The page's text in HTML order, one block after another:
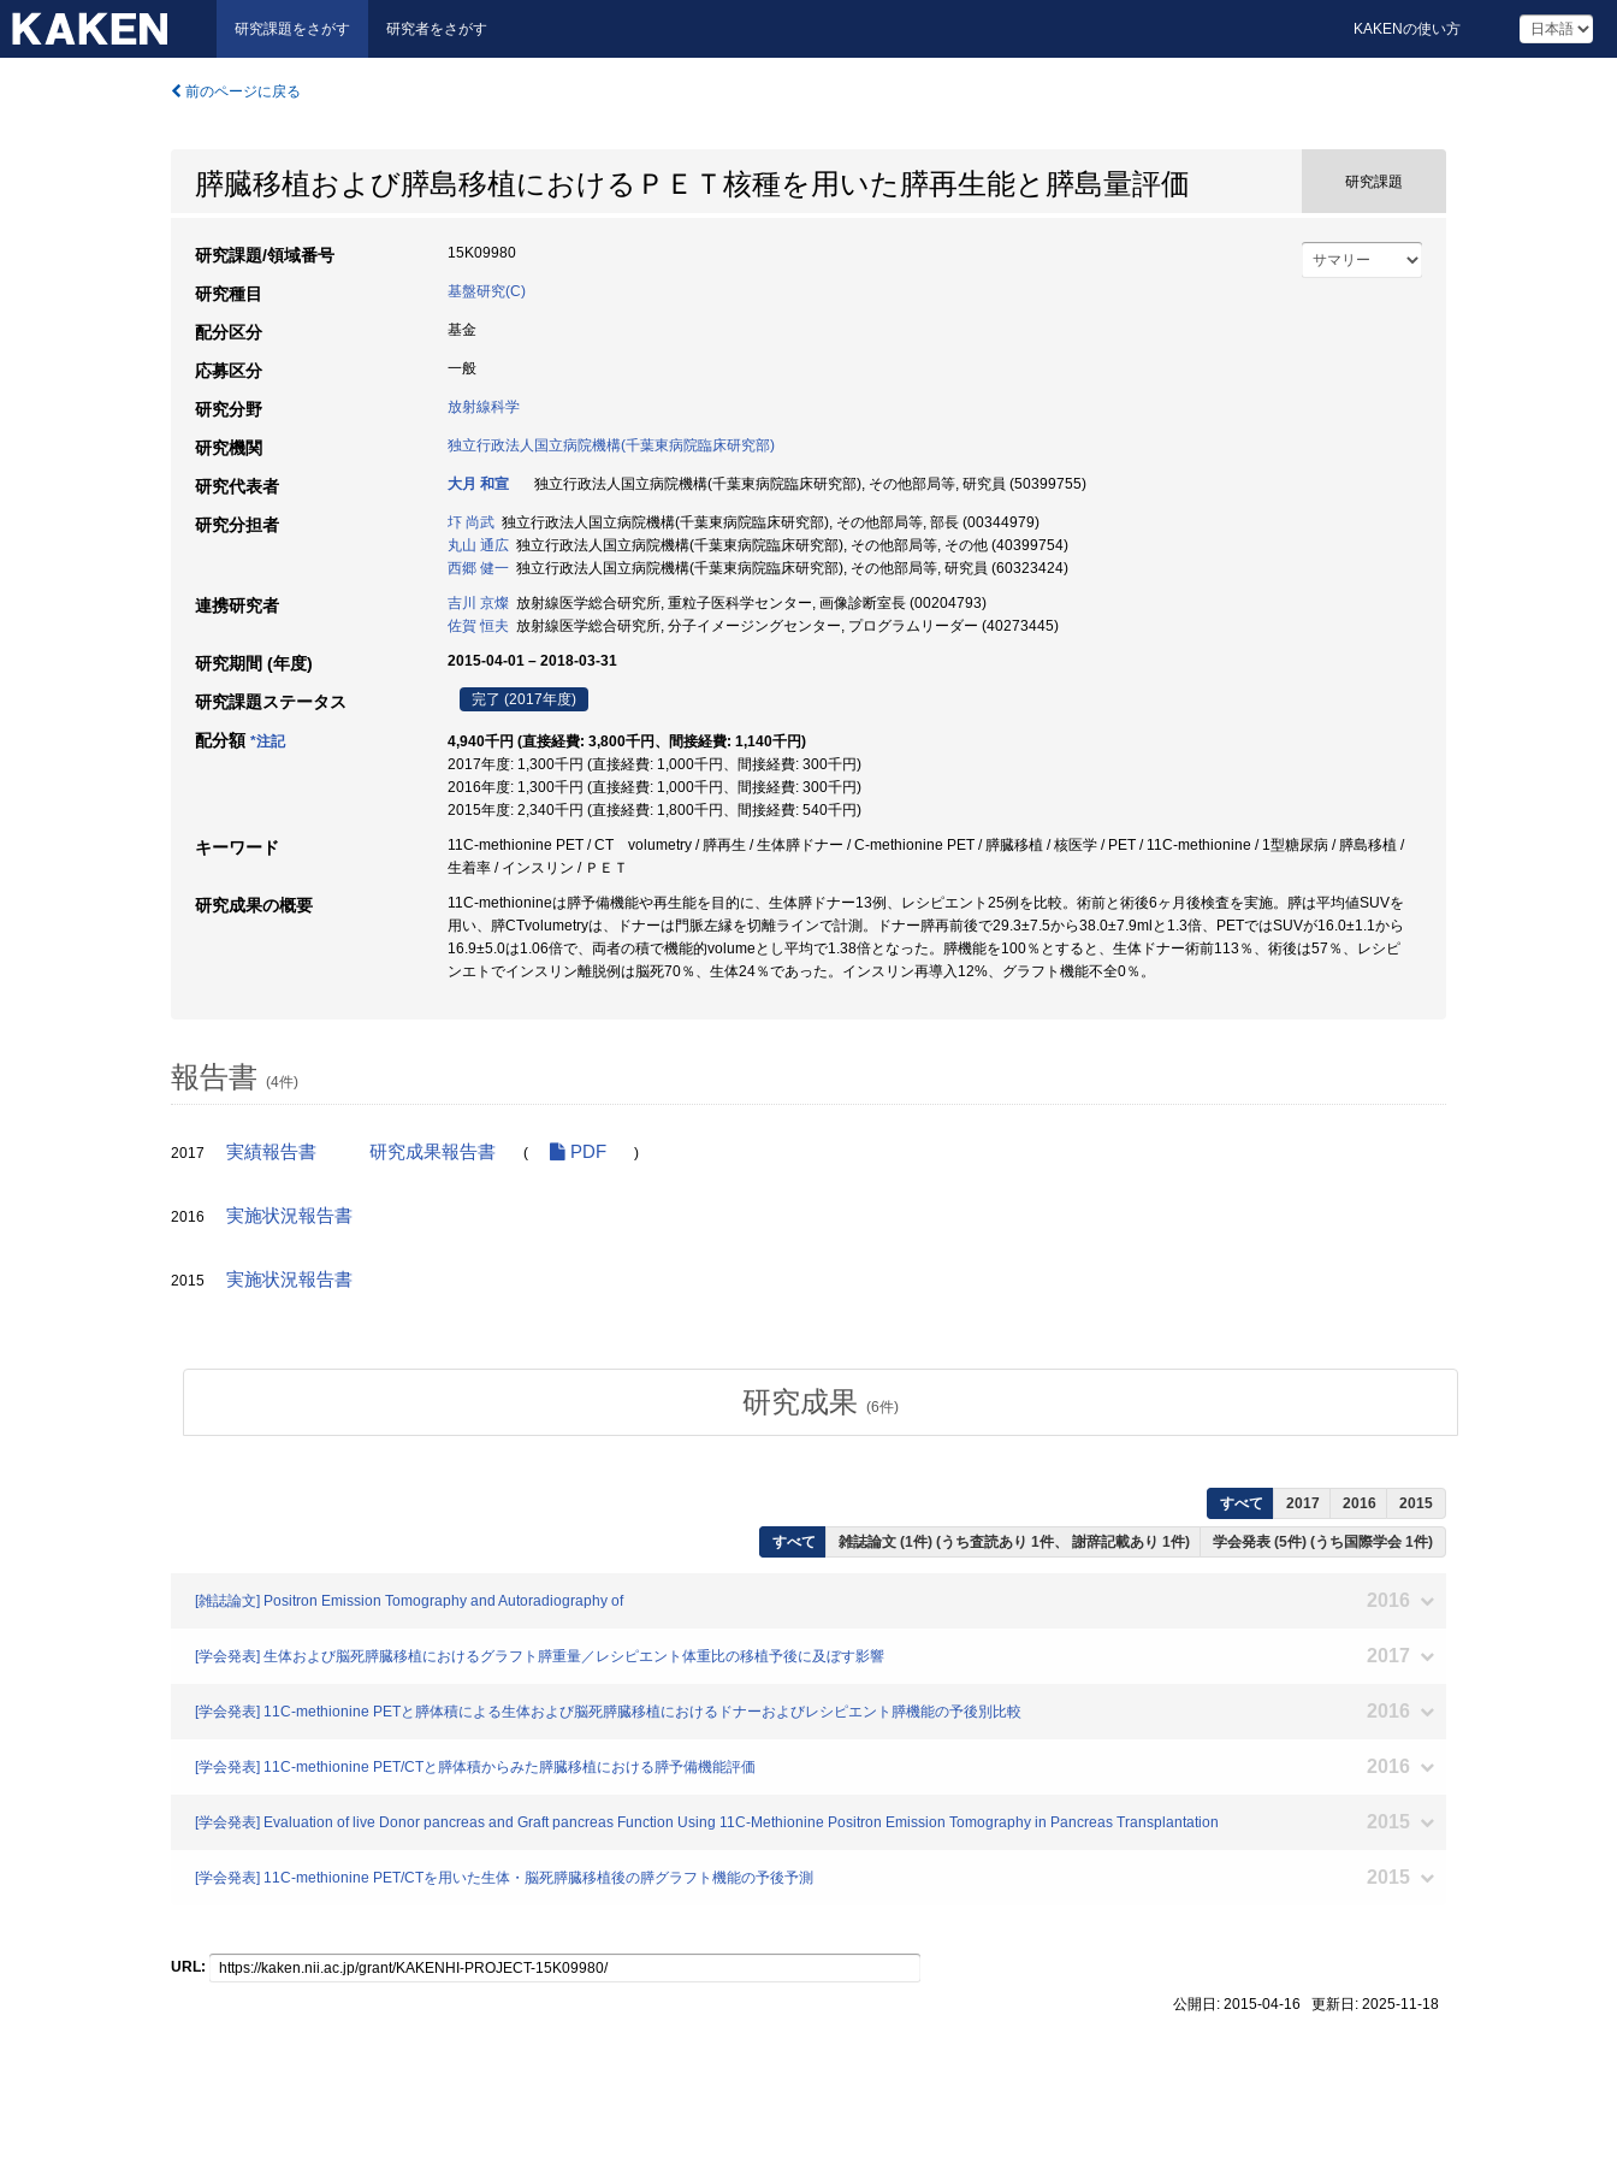
研究課題をさがす 研究者をさがす KAKENの使い方
前のページに戻る
膵臓移植および膵島移植におけるＰＥＴ核種を用いた膵再生能と膵島量評価 研究課題
研究課題/領域番号 15K09980
研究種目 基盤研究(C)
配分区分 基金
応募区分 一般
研究分野 放射線科学
研究機関 独立行政法人国立病院機構(千葉東病院臨床研究部)
研究代表者 大月 和宣 独立行政法人国立病院機構(千葉東病院臨床研究部), その他部局等, 研究員 (50399755)
研究分担者 圷 尚武 独立行政法人国立病院機構(千葉東病院臨床研究部), その他部局等, 部長 (00344979)
丸山 通広 独立行政法人国立病院機構(千葉東病院臨床研究部), その他部局等, その他 (40399754)
西郷 健一 独立行政法人国立病院機構(千葉東病院臨床研究部), その他部局等, 研究員 (60323424)
連携研究者 吉川 京燦 放射線医学総合研究所, 重粒子医科学センター, 画像診断室長 (00204793)
佐賀 恒夫 放射線医学総合研究所, 分子イメージングセンター, プログラムリーダー (40273445)
研究期間 (年度) 2015-04-01 – 2018-03-31
研究課題ステータス 完了 (2017年度)
配分額 *注記
4,940千円 (直接経費: 3,800千円、間接経費: 1,140千円)
2017年度: 1,300千円 (直接経費: 1,000千円、間接経費: 300千円)
2016年度: 1,300千円 (直接経費: 1,000千円、間接経費: 300千円)
2015年度: 2,340千円 (直接経費: 1,800千円、間接経費: 540千円)
キーワード
11C-methionine PET / CT volumetry / 膵再生 / 生体膵ドナー / C-methionine PET / 膵臓移植 / 核医学 / PET / 11C-methionine / 1型糖尿病 / 膵島移植 /
生着率 / インスリン / ＰＥＴ
研究成果の概要
11C-methionineは膵予備機能や再生能を目的に、生体膵ドナー13例、レシピエント25例を比較。術前と術後6ヶ月後検査を実施。膵は平均値SUVを
用い、膵CTvolumetryは、ドナーは門脈左縁を切離ラインで計測。ドナー膵再前後で29.3±7.5から38.0±7.9mlと1.3倍、PETではSUVが16.0±1.1から
16.9±5.0は1.06倍で、両者の積で機能的volumeとし平均で1.38倍となった。膵機能を100％とすると、生体ドナー術前113％、術後は57％、レシピ
ンエトでインスリン離脱例は脳死70％、生体24％であった。インスリン再導入12%、グラフト機能不全0％。
報告書 (4件)
2017 実績報告書 研究成果報告書 ( PDF )
2016 実施状況報告書
2015 実施状況報告書
研究成果 (6件)
すべて 2017 2016 2015
すべて 雑誌論文 (1件) (うち査読あり 1件、 謝辞記載あり 1件) 学会発表 (5件) (うち国際学会 1件)
[雑誌論文] Positron Emission Tomography and Autoradiography of 2016
[学会発表] 生体および脳死膵臓移植におけるグラフト膵重量／レシピエント体重比の移植予後に及ぼす影響 2017
[学会発表] 11C-methionine PETと膵体積による生体および脳死膵臓移植におけるドナーおよびレシピエント膵機能の予後別比較 2016
[学会発表] 11C-methionine PET/CTと膵体積からみた膵臓移植における膵予備機能評価 2016
[学会発表] Evaluation of live Donor pancreas and Graft pancreas Function Using 11C-Methionine Positron Emission Tomography in Pancreas Transplantation 2015
[学会発表] 11C-methionine PET/CTを用いた生体・脳死膵臓移植後の膵グラフト機能の予後予測 2015
URL:
公開日: 2015-04-16 更新日: 2025-11-18